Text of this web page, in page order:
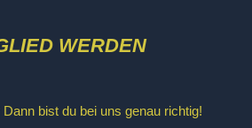
WERDEN
bist du bei uns genau richtig!